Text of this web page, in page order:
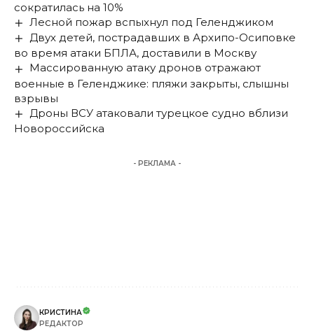
сократилась на 10%
Лесной пожар вспыхнул под Геленджиком
Двух детей, пострадавших в Архипо-Осиповке
во время атаки БПЛА, доставили в Москву
Массированную атаку дронов отражают
военные в Геленджике: пляжи закрыты, слышны
взрывы
Дроны ВСУ атаковали турецкое судно вблизи
Новороссийска
- РЕКЛАМА -
КРИСТИНА
РЕДАКТОР